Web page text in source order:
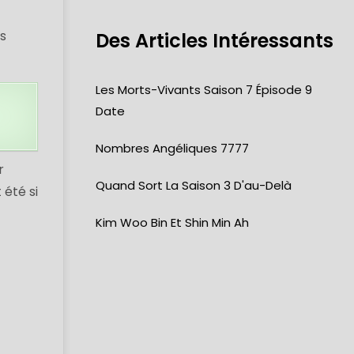
été si
Des Articles Intéressants
Les Morts-Vivants Saison 7 Épisode 9
Date
Nombres Angéliques 7777
Quand Sort La Saison 3 D'au-Delà
Kim Woo Bin Et Shin Min Ah